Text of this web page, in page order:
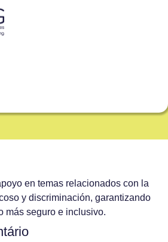
en temas relacionados con la
y discriminación, garantizando
más seguro e inclusivo.